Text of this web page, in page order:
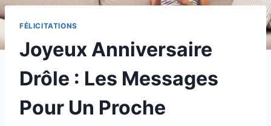
FÉLICITATIONS
Joyeux Anniversaire
Drôle : Les Messages
Pour Un Proche